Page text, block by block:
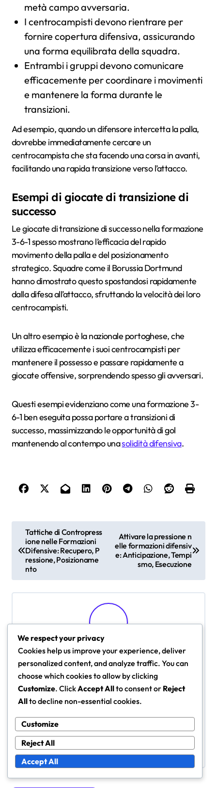
metà campo avversaria.
I centrocampisti devono rientrare per
fornire copertura difensiva, assicurando
una forma equilibrata della squadra.
Entrambi i gruppi devono comunicare
efficacemente per coordinare i movimenti
e mantenere la forma durante le
transizioni.
Ad esempio, quando un difensore intercetta la palla,
dovrebbe immediatamente cercare un
centrocampista che sta facendo una corsa in avanti,
facilitando una rapida transizione verso l’attacco.
Esempi di giocate di transizione di
successo
Le giocate di transizione di successo nella formazione
3-6-1 spesso mostrano l’efficacia del rapido
movimento della palla e del posizionamento
strategico. Squadre come il Borussia Dortmund
hanno dimostrato questo spostandosi rapidamente
dalla difesa all’attacco, sfruttando la velocità dei loro
centrocampisti.
Un altro esempio è la nazionale portoghese, che
utilizza efficacemente i suoi centrocampisti per
mantenere il possesso e passare rapidamente a
giocate offensive, sorprendendo spesso gli avversari.
Questi esempi evidenziano come una formazione 3-
6-1 ben eseguita possa portare a transizioni di
successo, massimizzando le opportunità di gol
mantenendo al contempo unasolidità difensiva.
t
n
v
g
a
o
n
Tattiche di Contropress
ione nelle Formazioni
Difensive: Recupero, P
ressione, Posizioname
nto
Attivare la pressione n
elle formazioni difensiv
e: Anticipazione, Tempi
smo, Esecuzione
ByMarcus Hale
Analista di calcio appassionato, Marcus Hale ha
trascorso oltre un decennio a studiare le
formazioni difensive nel bellissimo gioco. Con un
background in scienze motorie e coaching, offre
del calcio. Quando non scrive, Marcus ama
giocare a calcio amatoriale e condividere le sue
intuizioni su varie piattaforme.
We respect your privacy
Cookies help us improve your experience, deliver
personalized content, and analyze traffic. You can
choose which cookies to allow by clicking
Customize. ClickAccept Allto consent or Reject
Allto decline non-essential cookies.
Customize
Reject All
Accept All